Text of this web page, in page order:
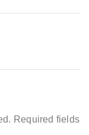
Required fields